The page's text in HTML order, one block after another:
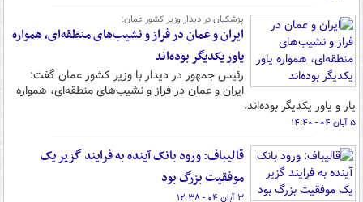
پزشکیان در دیدار وزیر کشور عمان:
ایران و عمان در فراز و نشیب‌های منطقه‌ای، همواره
یاور یکدیگر بوده‌اند
رئیس جمهور در دیدار با وزیر کشور عمان گفت:
ایران و عمان در فراز و نشیب‌های منطقه‌ای، همواره
یار و یاور یکدیگر بوده‌اند.
۵ آبان ۰۴ - ۱۴:۴۰
قالیباف: ورود بانک آینده به فرایند گزیر یک
موفقیت بزرگ بود
۳ آبان ۰۴ - ۱۲:۳۸